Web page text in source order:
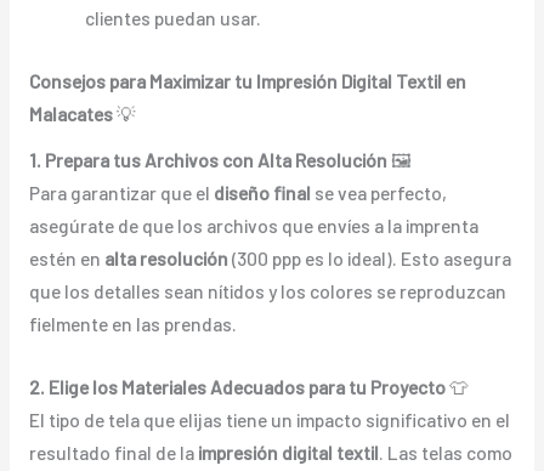
clientes puedan usar.
Consejos para Maximizar tu Impresión Digital Textil en
Malacates💡
1. Prepara tus Archivos con Alta Resolución 🖼️
Para garantizar que el diseño final se vea perfecto,
asegúrate de que los archivos que envíes a la imprenta
estén en alta resolución (300 ppp es lo ideal). Esto asegura
que los detalles sean nítidos y los colores se reproduzcan
fielmente en las prendas.
2. Elige los Materiales Adecuados para tu Proyecto👕
El tipo de tela que elijas tiene un impacto significativo en el
resultado final de la impresión digital textil . Las telas como